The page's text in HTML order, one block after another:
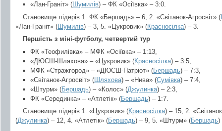
«Лан-Граніт» (Шумилів) – ФК «Осіївка» – 3:0.
Становище лідерів 1. ФК «Бершадь» – 6, 2. «Світанок-Агросвіт» (
«Лан-Граніт» ( Шумилів) – 3, 5. «Цукровик» (Красносілка) – 3.
Першість з міні-футболу, четвертий тур
ФК «Теофилівка» – МФК «Осіївка» – 1:13,
«ДЮСШ-Шляхова» – «Цукровик» (Красносілка) – 3:5,
МФК «Стражгород» – «ДЮСШ-Патріот» (Бершадь) – 7:3,
«Світанок-Агросвіт» ( Шляхова) – «Нива» (Сумівка) – 7:4,
«Штурм» (Бершадь) – «Колос» (Джулинка) – 2:3,
ФК «Серединка» – «Атлетік» (Бершадь) – 1:7.
Становище лідерів 1. «Цукровик» (Красносілка) – 15, 2.
(Джулинка) – 12, 4. «Атлетік» (Бершадь) – 9, 5. «Штурм» (Бершадь)